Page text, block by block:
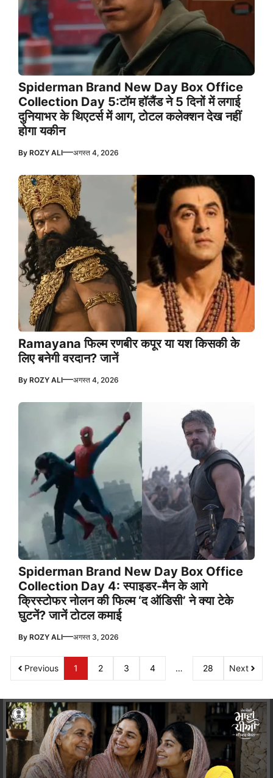
Spiderman Brand New Day Box Office
Collection Day 5:टॉम हॉलैंड ने 5 दिनों में लगाई
दुनियाभर के थिएटर्स में आग, टोटल कलेक्शन देख नहीं
होगा यकीन
By ROZY ALI—अगस्त 4, 2026
Ramayana फिल्म रणबीर कपूर या यश किसकी के
लिए बनेगी वरदान? जानें
By ROZY ALI—अगस्त 4, 2026
Spiderman Brand New Day Box Office
Collection Day 4: स्पाइडर-मैन के आगे
क्रिस्टोफर नोलन की फिल्म ‘द ऑडिसी’ ने क्या टेके
घुटनें? जानें टोटल कमाई
By ROZY ALI—अगस्त 3, 2026
Previous 1 2 3 4 … 28 Next